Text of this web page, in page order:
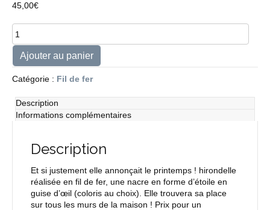
45,00€
quantité
de
L'hirondelle
et
le
printemps...
Ajouter au panier
Catégorie : Fil de fer
Description
Informations complémentaires
Description
Et si justement elle annonçait le printemps ! hirondelle
réalisée en fil de fer, une nacre en forme d’étoile en
guise d’œil (coloris au choix). Elle trouvera sa place
sur tous les murs de la maison ! Prix pour un